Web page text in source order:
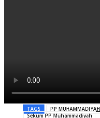
TAGS PP MUHAMMADIYAH
Sekum PP Muhammadiyah